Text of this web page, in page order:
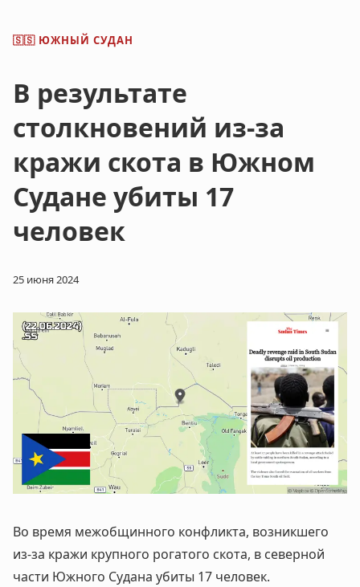
🇸🇸 ЮЖНЫЙ СУДАН
В результате
столкновений из-за
кражи скота в Южном
Судане убиты 17
человек
25 июня 2024
Во время межобщинного конфликта, возникшего
из-за кражи крупного рогатого скота, в северной
части Южного Судана убиты 17 человек.